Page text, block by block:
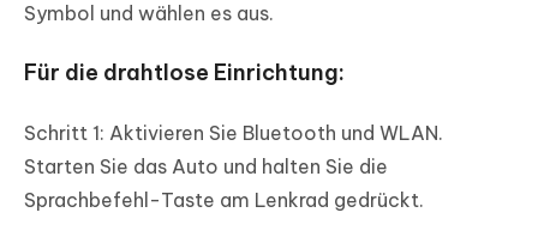
Symbol und wählen es aus.
Für die drahtlose Einrichtung:
Schritt 1: Aktivieren Sie Bluetooth und WLAN.
Starten Sie das Auto und halten Sie die
Sprachbefehl-Taste am Lenkrad gedrückt.